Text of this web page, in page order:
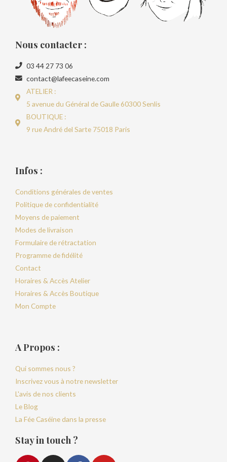
Nous contacter :
03 44 27 73 06
contact@lafeecaseine.com
ATELIER :
5 avenue du Général de Gaulle 60300 Senlis
BOUTIQUE :
9 rue André del Sarte 75018 Paris
Infos :
Conditions générales de ventes
Politique de confidentialité
Moyens de paiement
Modes de livraison
Formulaire de rétractation
Programme de fidélité
Contact
Horaires & Accès Atelier
Horaires & Accès Boutique
Mon Compte
A Propos :
Qui sommes nous ?
Inscrivez vous à notre newsletter
L'avis de nos clients
Le Blog
La Fée Caséine dans la presse
Stay in touch ?